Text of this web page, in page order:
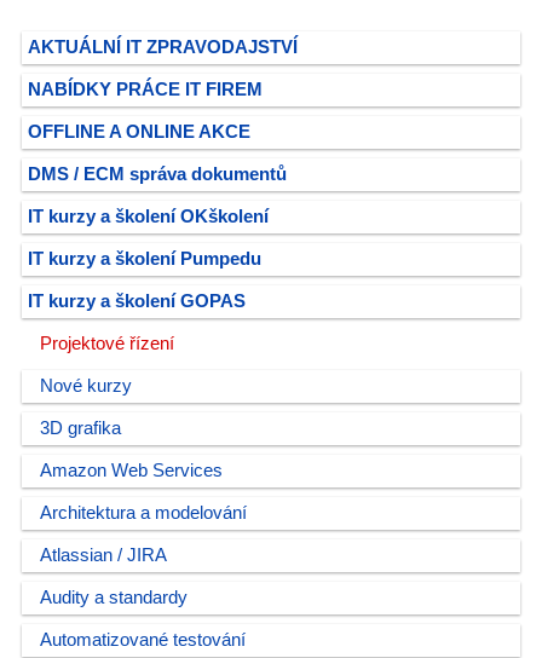
AKTUÁLNÍ IT ZPRAVODAJSTVÍ
NABÍDKY PRÁCE IT FIREM
OFFLINE A ONLINE AKCE
DMS / ECM správa dokumentů
IT kurzy a školení OKškolení
IT kurzy a školení Pumpedu
IT kurzy a školení GOPAS
Projektové řízení
Nové kurzy
3D grafika
Amazon Web Services
Architektura a modelování
Atlassian / JIRA
Audity a standardy
Automatizované testování